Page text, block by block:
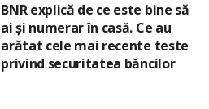
BNR explică de ce este bine să
ai și numerar în casă. Ce au
arătat cele mai recente teste
privind securitatea băncilor